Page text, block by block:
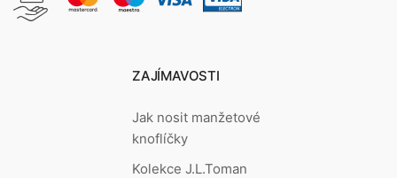
ZAJÍMAVOSTI
Jak nosit manžetové
knoflíčky
Kolekce J.L.Toman